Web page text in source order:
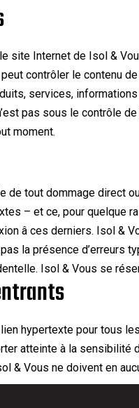
site Internet de Isol &
contrôler le contenu
services,
pas sous le contrôle
moment.
tout dommage direct
– et ce, pour quelque
â ces derniers. Isol &
la présence d’erreurs
Isol & Vous se
hypertexte pour tous
atteinte à la
Vous ne doivent en